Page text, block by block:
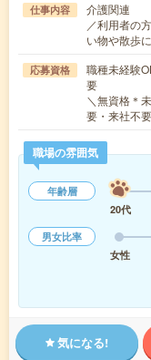
仕事内容
介護関連
／利用者の
い物や散歩
応募資格
職種未経験
要
＼無資格＊
要・来社不
職場の雰囲気
年齢層
20代
男女比率
女性
気になる!